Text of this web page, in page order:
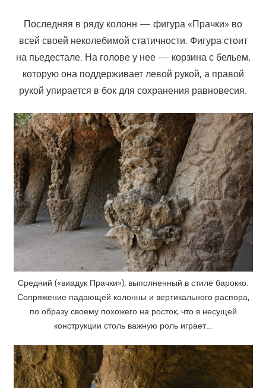
Последняя в ряду колонн — фигура «Прачки» во
всей своей неколебимой статичности. Фигура стоит
на пьедестале. На голове у нее — корзина с бельем,
которую она поддерживает левой рукой, а правой
рукой упирается в бок для сохранения равновесия.
Средний («виадук Прачки»), выполненный в стиле барокко.
Сопряжение падающей колонны и вертикального распора,
по образу своему похожего на росток, что в несущей
конструкции столь важную роль играет…